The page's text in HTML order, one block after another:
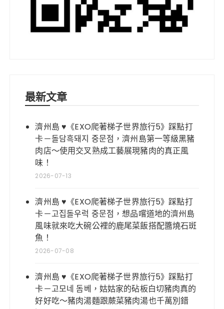
最新文章
濟州島 ♥《EXO爬著梯子世界旅行5》踩點打
卡－돌담흑돼지 중문점，濟州島第一等級黑豬
肉店～使用交叉熟成工藝展現豬肉的真正風
味！
2026-07-13
濟州島 ♥《EXO爬著梯子世界旅行5》踩點打
卡－고집돌우럭 중문점，想品嚐道地的濟州島
風味就來吃大碗公裡的鹿尾菜飯搭配醬燒石斑
魚！
2026-07-08
濟州島 ♥《EXO爬著梯子世界旅行5》踩點打
卡－고모네 돔베，姑姑家的砧板白切豬肉真的
好好吃～豬肉湯麵跟蕨菜豬肉湯也千萬別錯